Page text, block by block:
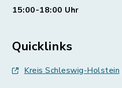
15:00-18:00 Uhr
Quicklinks
Kreis Schleswig-Holstein